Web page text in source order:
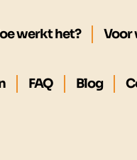
werkt het? Voor
FAQ Blog